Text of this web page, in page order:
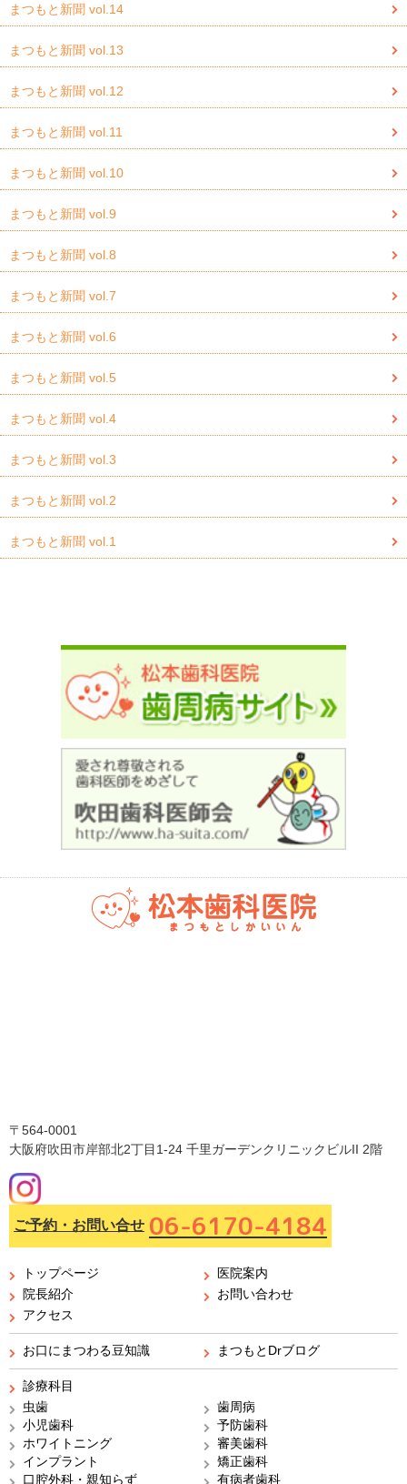
まつもと新聞 vol.14
まつもと新聞 vol.13
まつもと新聞 vol.12
まつもと新聞 vol.11
まつもと新聞 vol.10
まつもと新聞 vol.9
まつもと新聞 vol.8
まつもと新聞 vol.7
まつもと新聞 vol.6
まつもと新聞 vol.5
まつもと新聞 vol.4
まつもと新聞 vol.3
まつもと新聞 vol.2
まつもと新聞 vol.1
〒564-0001
大阪府吹田市岸部北2丁目1-24 千里ガーデンクリニックビルII 2階
ご予約・お問い合せ 06-6170-4184
トップページ
医院案内
院長紹介
お問い合わせ
アクセス
お口にまつわる豆知識 まつもとDrブログ
診療科目
虫歯
歯周病
小児歯科
予防歯科
ホワイトニング
審美歯科
インプラント
矯正歯科
口腔外科・親知らず
有病者歯科